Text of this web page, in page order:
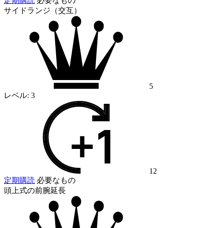
サイドランジ（交互）
5
レベル: 3
12
定期購読 必要なもの
頭上式の前腕延長